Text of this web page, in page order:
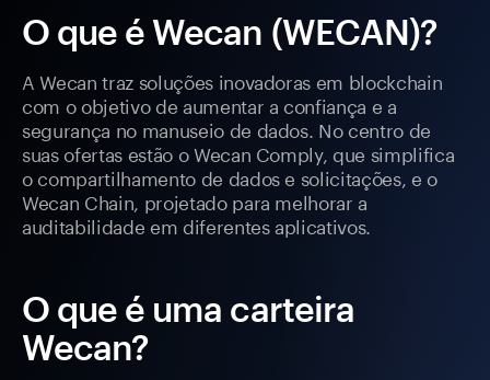
O que é Wecan (WECAN)?
A Wecan traz soluções inovadoras em blockchain
com o objetivo de aumentar a confiança e a
segurança no manuseio de dados. No centro de
suas ofertas estão o Wecan Comply, que simplifica
o compartilhamento de dados e solicitações, e o
Wecan Chain, projetado para melhorar a
auditabilidade em diferentes aplicativos.
O que é uma carteira
Wecan?